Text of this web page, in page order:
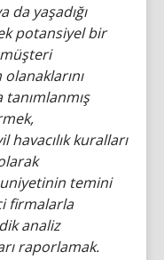
yaşadığı
potansiyel bir
kuralları
temini
firmalarla
analiz
raporlamak.